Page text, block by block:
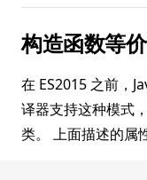
构造函数等
在 ES2015 之前，
译器支持这种模式
类。 上面描述的属